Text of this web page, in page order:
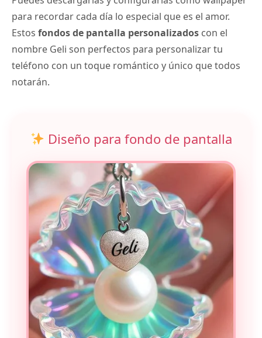
para recordar cada día lo especial que es el amor.
Estos fondos de pantalla personalizados con el
nombre Geli son perfectos para personalizar tu
teléfono con un toque romántico y único que todos
notarán.
Diseño para fondo de pantalla